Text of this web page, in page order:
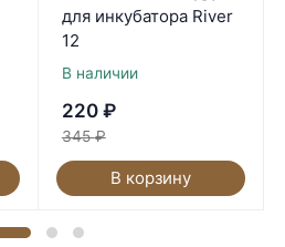
для инкубатора River
12
В наличии
220 ₽
345 ₽
В корзину